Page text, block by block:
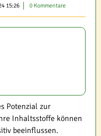
15:26 0 Kommentare
Potenzial zur
Inhaltsstoffe können
beeinflussen.